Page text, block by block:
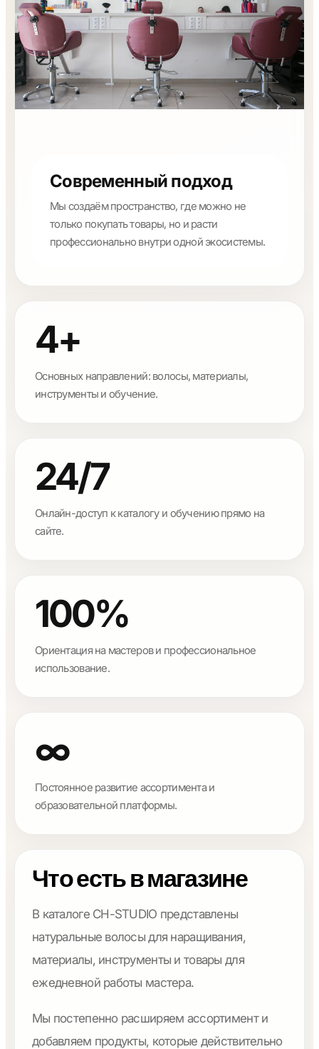
Современный подход
Мы создаём пространство, где можно не
только покупать товары, но и расти
профессионально внутри одной экосистемы.
4+
Основных направлений: волосы, материалы,
инструменты и обучение.
24/7
Онлайн-доступ к каталогу и обучению прямо на
сайте.
100%
Ориентация на мастеров и профессиональное
использование.
∞
Постоянное развитие ассортимента и
образовательной платформы.
Что есть в магазине
В каталоге CH-STUDIO представлены
натуральные волосы для наращивания,
материалы, инструменты и товары для
ежедневной работы мастера.
Мы постепенно расширяем ассортимент и
добавляем продукты, которые действительно